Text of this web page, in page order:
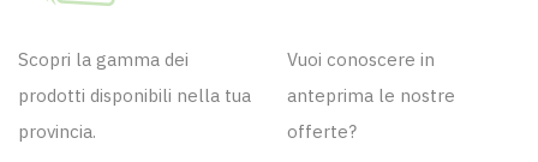
Scopri la gamma dei
prodotti disponibili nella tua
provincia.
Vuoi conoscere in
anteprima le nostre
offerte?